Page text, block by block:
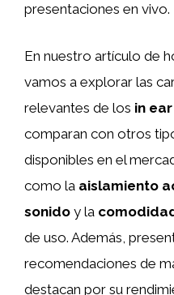
presentaciones en vivo.
En nuestro artículo de
vamos a explorar las
relevantes de los in
comparan con otros
disponibles en el
como la aislamiento
sonido y la
de uso. Además,
recomendaciones de
destacan por su